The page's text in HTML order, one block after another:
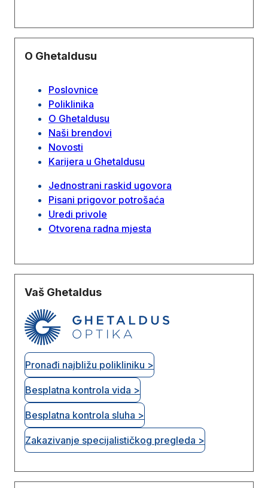
O Ghetaldusu
Poslovnice
Poliklinika
O Ghetaldusu
Naši brendovi
Novosti
Karijera u Ghetaldusu
Jednostrani raskid ugovora
Pisani prigovor potrošaća
Uredi privole
Otvorena radna mjesta
Vaš Ghetaldus
Pronađi najbližu polikliniku >
Besplatna kontrola vida >
Besplatna kontrola sluha >
Zakazivanje specijalističkog pregleda >